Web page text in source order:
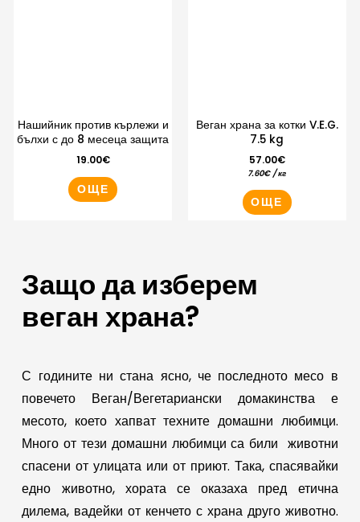
Нашийник против кърлежи и
бълхи с до 8 месеца защита
19.00€
ОЩЕ
Веган храна за котки V.E.G.
7.5 kg
57.00€
7.60€ / кг
ОЩЕ
Защо да изберем
веган храна?
С годините ни стана ясно, че последното месо в
повечето Веган/Вегетариански домакинства е
месото, което хапват техните домашни любимци.
Много от тези домашни любимци са били животни
спасени от улицата или от приют. Така, спасявайки
едно животно, хората се оказаха пред етична
дилема, вадейки от кенчето с храна друго животно.